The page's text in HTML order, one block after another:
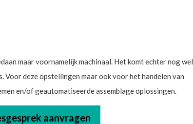
maar voornamelijk machinaal. Het komt echter nog wel
deze opstellingen maar ook voor het handelen van
en/of geautomatiseerde assemblage oplossingen.
aanvragen